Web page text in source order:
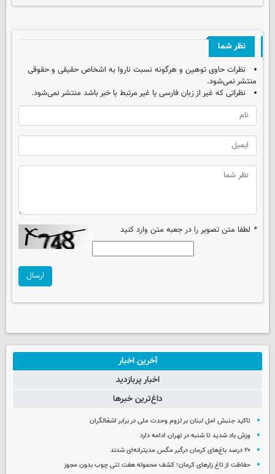
نظر شما
نظرات حاوی توهین و هرگونه نسبت ناروا به اشخاص حقیقی و حقوقی
منتشر نمی‌شود.
نظراتی که غیر از زبان فارسی یا غیر مرتبط با خبر باشد منتشر نمی‌شود.
* لطفا متن تصویر را در جعبه متن وارد کنید
ارسال
آخرین اخبار
اخبار پربازدید
داغ‌ترین خبرها
تاکید جنبش امل لبنان بر لزوم وحدت ملی در برابر اشغالگران
وزش باد شدید تا شنبه در تهران ادامه دارد
۲۰ درصد باغ‌های کرمان درگیر مگس مدیترانه‌ای شدند
حفاظت از تاغ زارهای کرمان؛ کشف محموله هفت تنی چوب بدون مجوز